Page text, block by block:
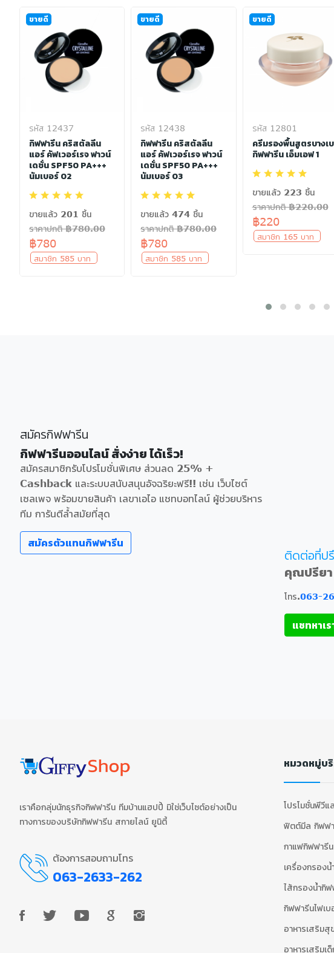
ขายดี
รหัส 12437
กิฟฟารีน คริสตัลลีน
แอร์ คัฟเวอร์เรจ ฟาวน์
เดชั่น SPF50 PA+++
นัมเบอร์ 02
ขายแล้ว 201 ชิ้น
ราคาปกติ ฿780.00
฿780
สมาชิก 585 บาท
ขายดี
รหัส 12438
กิฟฟารีน คริสตัลลีน
แอร์ คัฟเวอร์เรจ ฟาวน์
เดชั่น SPF50 PA+++
นัมเบอร์ 03
ขายแล้ว 474 ชิ้น
ราคาปกติ ฿780.00
฿780
สมาชิก 585 บาท
ขายดี
รหัส 12801
ครีมรองพื้นสูตรบางเ
กิฟฟารีน เอ็มเอฟ 1
ขายแล้ว 223 ชิ้น
ราคาปกติ ฿220.00
฿220
สมาชิก 165 บาท
สมัครกิฟฟารีน
กิฟฟารีนออนไลน์ สั่งง่าย ได้เร็ว!
สมัครสมาชิกรับโปรโมชั่นพิเศษ ส่วนลด 25% +
Cashback และระบบสนับสนุนอัจฉริยะฟรี!! เช่น เว็บไซต์
เซลเพจ พร้อมขายสินค้า เลขาเอไอ แชทบอทไลน์ ผู้ช่วยบริหาร
ทีม การันตีล้ำสมัยที่สุด
สมัครตัวแทนกิฟฟารีน
ติดต่อที่ป
คุณปรีย
โทร.063-
แชทหาเร
เราคือกลุ่มนักธุรกิจกิฟฟารีน ทีมบ้านแฮปปี้ มิใช่เว็บไซต์อย่างเป็น
ทางการของบริษัทกิฟฟารีน สกายไลน์ ยูนิตี้
ต้องการสอบถามโทร
063-2633-262
หมวดหมู่บ
โปรโมชั่นพีวีแ
ฟิตต์มีล กิฟฟ
กาแฟกิฟฟารีน
เครื่องกรอง
ไส้กรองน้ำกิฟ
กิฟฟารีนไฟเบ
อาหารเสริม
อาหารเสริมเ